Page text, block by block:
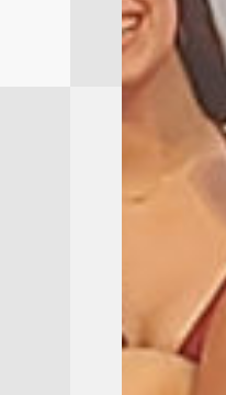
Batxillerat,
Dins del
colla
estona
explicar-
de curs, les
activitats